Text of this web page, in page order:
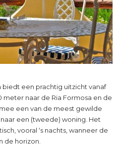
biedt een prachtig uitzicht vanaf
naar de Ria Formosa en de
een van de meest gewilde
een (tweede) woning. Het
vooral ‘s nachts, wanneer de
de horizon.